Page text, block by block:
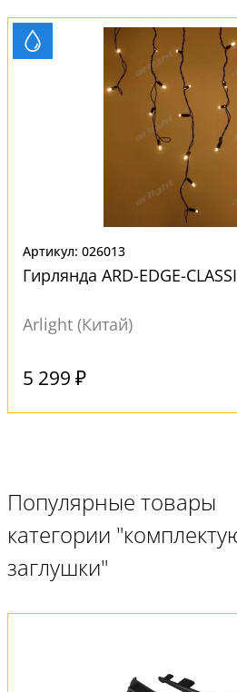
Артикул: 026013
Гирлянда ARD-EDGE-
Arlight (Китай)
5 299 ₽
Популярные товары
категории
заглушки"